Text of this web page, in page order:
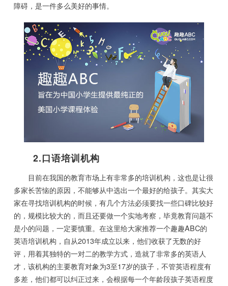
障碍，是一件多么美好的事情。
2.口语培训机构
目前在我国的教育市场上有非常多的培训机构，这也是让很
多家长苦恼的原因，不能够从中选出一个最好的给孩子。其实大
家在寻找培训机构的时候，有几个方法必须要找一些口碑比较好
的，规模比较大的，而且还要做一个实地考察，毕竟教育问题不
是小的问题，一定要慎重。在这里给大家推荐一个趣趣ABC的
英语培训机构，自从2013年成立以来，他们收获了无数的好
评，用着其独特的一对二的教学方式，造就了非常多的英语人
才，该机构的主要教育对象为3至17岁的孩子，不管英语程度有
多差，他们都可以纠正过来，会根据每一个年龄段孩子英语程度